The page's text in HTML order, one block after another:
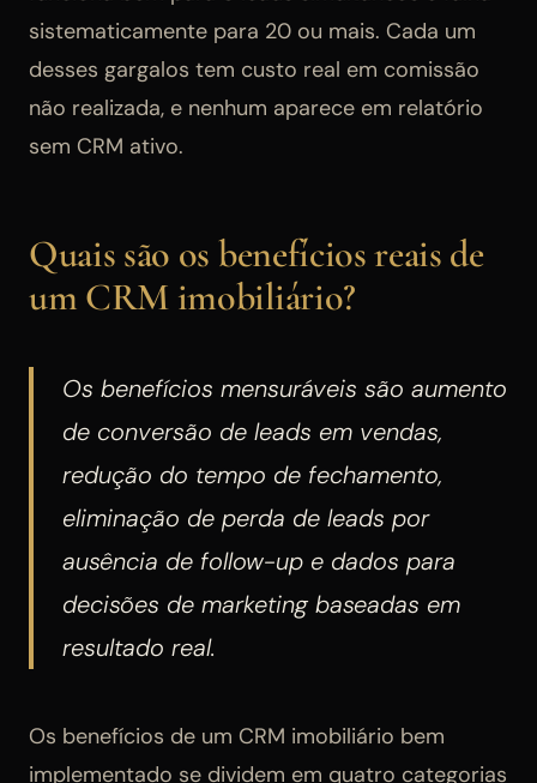
sistematicamente para 20 ou mais. Cada um
desses gargalos tem custo real em comissão
não realizada, e nenhum aparece em relatório
sem CRM ativo.
Quais são os benefícios reais de
um CRM imobiliário?
Os benefícios mensuráveis são aumento
de conversão de leads em vendas,
redução do tempo de fechamento,
eliminação de perda de leads por
ausência de follow-up e dados para
decisões de marketing baseadas em
resultado real.
Os benefícios de um CRM imobiliário bem
implementado se dividem em quatro categorias